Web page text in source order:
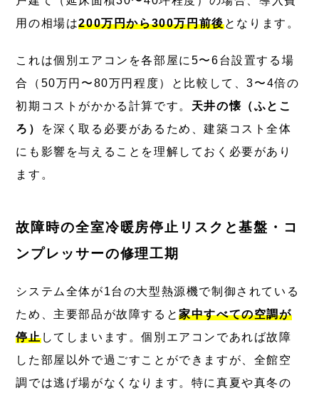
用の相場は200万円から300万円前後となります。
これは個別エアコンを各部屋に5〜6台設置する場
合（50万円〜80万円程度）と比較して、3〜4倍の
初期コストがかかる計算です。 天井の懐（ふとこ
ろ）
を深く取る必要があるため、建築コスト全体
にも影響を与えることを理解しておく必要があり
ます。
故障時の全室冷暖房停止リスクと基盤・コ
ンプレッサーの修理工期
システム全体が1台の大型熱源機で制御されている
ため、主要部品が故障すると家中すべての空調が
停止してしまいます。個別エアコンであれば故障
した部屋以外で過ごすことができますが、全館空
調では逃げ場がなくなります。特に真夏や真冬の